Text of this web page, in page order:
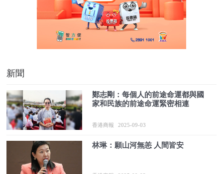
新聞
鄭志剛：每個人的前途命運都與國
家和民族的前途命運緊密相連
香港商報 2025-09-03
林琳：願山河無恙 人間皆安